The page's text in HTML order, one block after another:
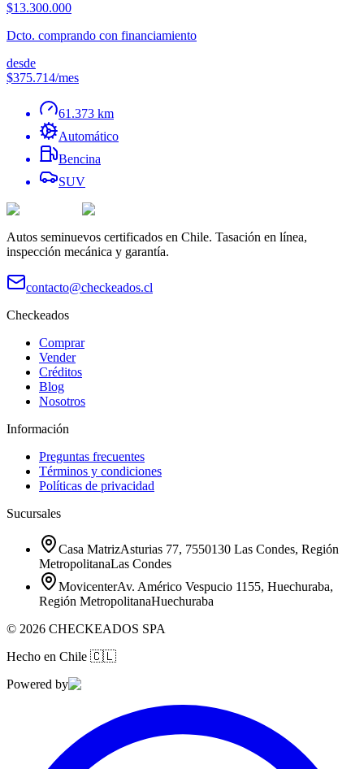
$13.300.000
Dcto. comprando con financiamiento
desde
$375.714/mes
61.373 km
Automático
Bencina
SUV
Autos seminuevos certificados en Chile. Tasación en línea,
inspección mecánica y garantía.
contacto@checkeados.cl
Checkeados
Comprar
Vender
Créditos
Blog
Nosotros
Información
Preguntas frecuentes
Términos y condiciones
Políticas de privacidad
Sucursales
Casa MatrizAsturias 77, 7550130 Las Condes, Región
MetropolitanaLas Condes
MovicenterAv. Américo Vespucio 1155, Huechuraba,
Región MetropolitanaHuechuraba
© 2026 CHECKEADOS SPA
Hecho en Chile 🇨🇱
Powered by